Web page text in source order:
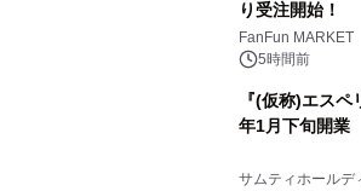
り受注開始！
FanFun MARKET
5時間前
『(仮称)エス
年1月下旬開業
サムティホールデ